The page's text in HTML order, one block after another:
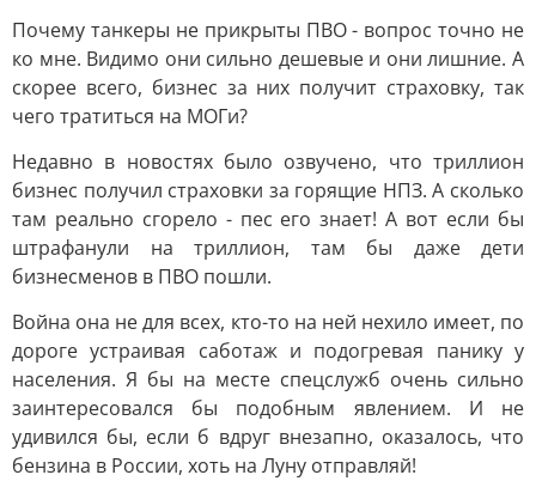
Почему танкеры не прикрыты ПВО - вопрос точно не
ко мне. Видимо они сильно дешевые и они лишние. А
скорее всего, бизнес за них получит страховку, так
чего тратиться на МОГи?
Недавно в новостях было озвучено, что триллион
бизнес получил страховки за горящие НПЗ. А сколько
там реально сгорело - пес его знает! А вот если бы
штрафанули на триллион, там бы даже дети
бизнесменов в ПВО пошли.
Война она не для всех, кто-то на ней нехило имеет, по
дороге устраивая саботаж и подогревая панику у
населения. Я бы на месте спецслужб очень сильно
заинтересовался бы подобным явлением. И не
удивился бы, если б вдруг внезапно, оказалось, что
бензина в России, хоть на Луну отправляй!